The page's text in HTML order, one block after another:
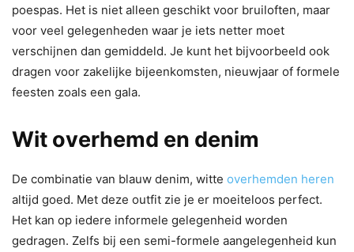
poespas. Het is niet alleen geschikt voor bruiloften, maar
voor veel gelegenheden waar je iets netter moet
verschijnen dan gemiddeld. Je kunt het bijvoorbeeld ook
dragen voor zakelijke bijeenkomsten, nieuwjaar of formele
feesten zoals een gala.
Wit overhemd en denim
De combinatie van blauw denim, witte overhemden heren
altijd goed. Met deze outfit zie je er moeiteloos perfect.
Het kan op iedere informele gelegenheid worden
gedragen. Zelfs bij een semi-formele aangelegenheid kun